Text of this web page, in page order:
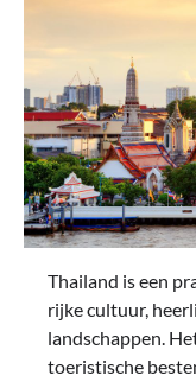
Thailand is een
rijke cultuur,
landschappen.
toeristische